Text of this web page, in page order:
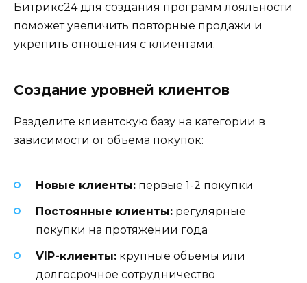
Битрикс24 для создания программ лояльности
поможет увеличить повторные продажи и
укрепить отношения с клиентами.
Создание уровней клиентов
Разделите клиентскую базу на категории в
зависимости от объема покупок:
Новые клиенты: первые 1-2 покупки
Постоянные клиенты: регулярные
покупки на протяжении года
VIP-клиенты: крупные объемы или
долгосрочное сотрудничество